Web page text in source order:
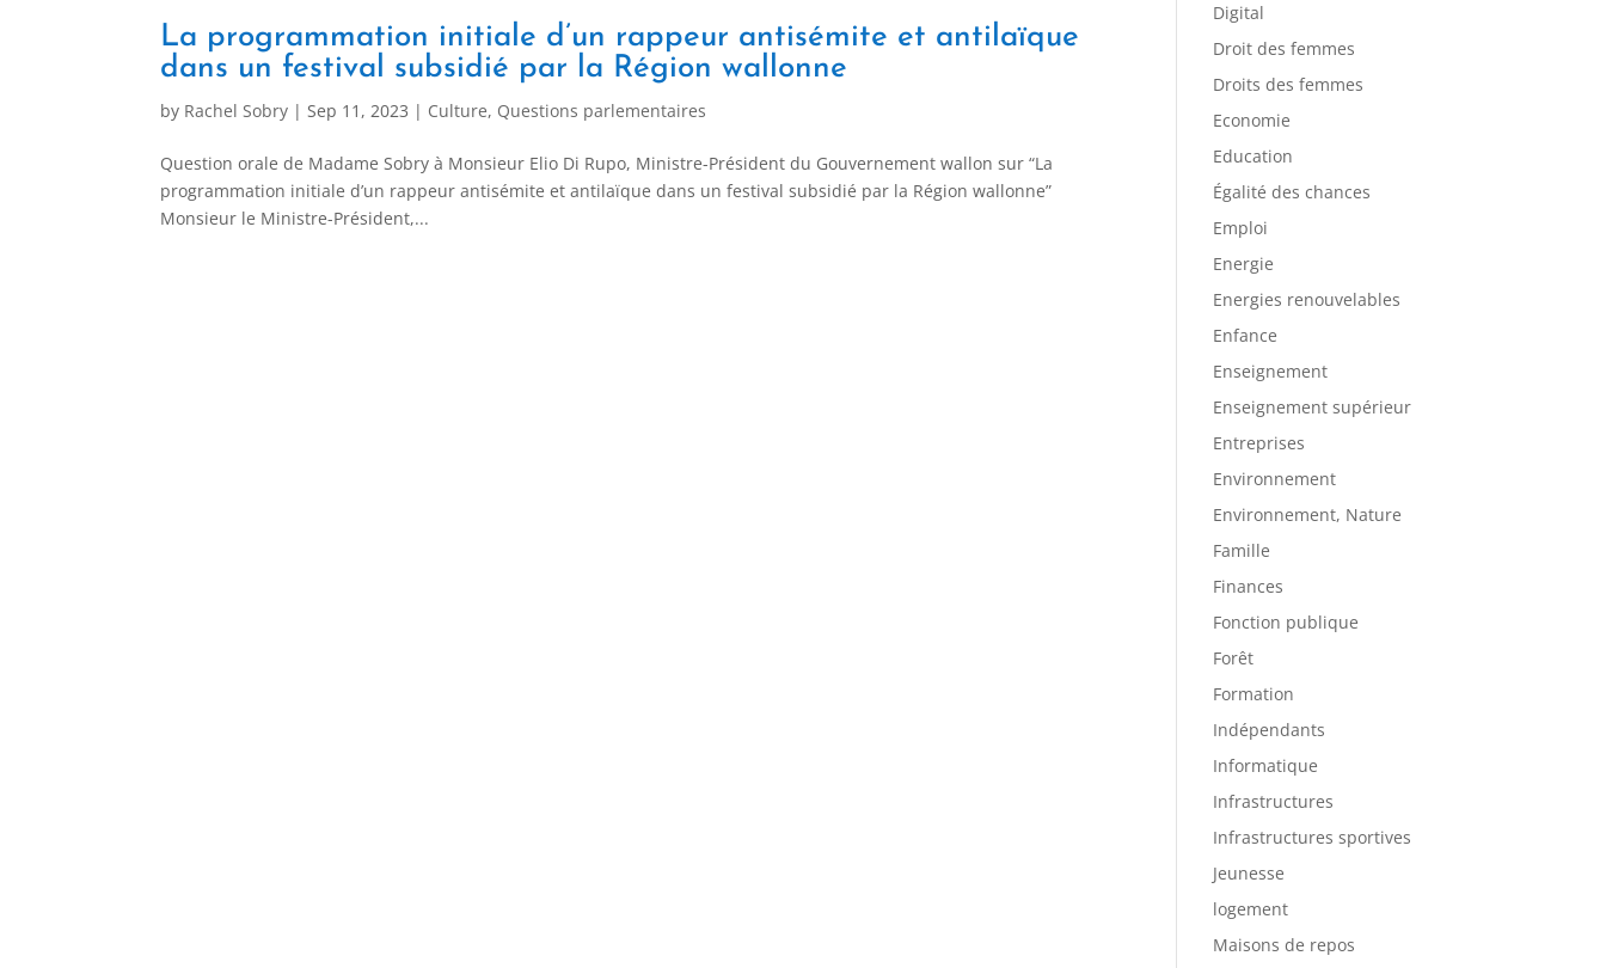
La programmation initiale d’un rappeur antisémite et antilaïque
dans un festival subsidié par la Région wallonne
by Rachel Sobry |Sep 11, 2023 | Culture, Questions parlementaires
Question orale de Madame Sobry à Monsieur Elio Di Rupo, Ministre-Président du Gouvernement wallon sur “La
programmation initiale d’un rappeur antisémite et antilaïque dans un festival subsidié par la Région wallonne”
Monsieur le Ministre-Président,...
Digital
Droit des femmes
Droits des femmes
Economie
Education
Égalité des chances
Emploi
Energie
Energies renouvelables
Enfance
Enseignement
Enseignement supérieur
Entreprises
Environnement
Environnement, Nature
Famille
Finances
Fonction publique
Forêt
Formation
Indépendants
Informatique
Infrastructures
Infrastructures sportives
Jeunesse
logement
Maisons de repos